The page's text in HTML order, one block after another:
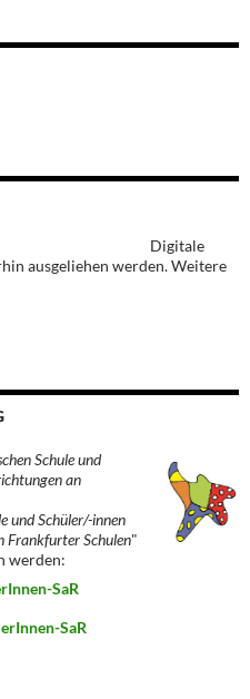
Digitale
ausgeliehen werden. Weitere
Schule und
an
und Schüler/-innen
Frankfurter Schulen"
werden:
SaR
SaR